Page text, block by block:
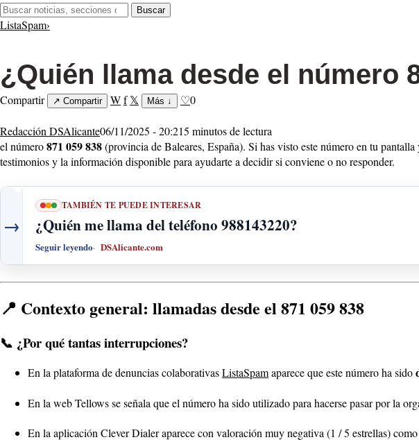
Buscar:
Buscar
ListaSpam›
¿Quién llama desde el número
Compartir ↗ Compartir Wf 𝕏 Más ↓ ♡0
Redacción DSAlicante06/11/2025 - 20:215 minutos de lectura
el número871 059 838(provincia de Baleares, España). Si has visto este número en tu pantalla
testimonios y la información disponible para ayudarte a decidir si conviene o no responder.
→
TAMBIÉN TE PUEDE INTERESAR
¿Quién me llama del teléfono 988143220?
Seguir leyendo DSAlicante.com
📍 Contexto general: llamadas desde el 871 059 838
📞 ¿Por qué tantas interrupciones?
En la plataforma de denuncias colaborativasListaSpamaparece que este número ha sido
En la web Tellows se señala que el número ha sido utilizado para hacerse pasar por la
En la aplicación Clever Dialer aparece con valoración muy negativa (1 / 5 estrellas)